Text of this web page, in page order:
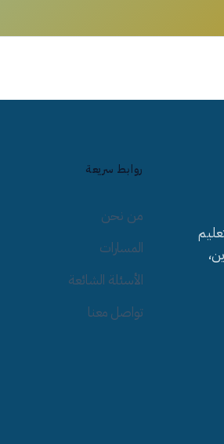
روابط سريعة
من نحن
المسارات
الأسئلة الشائعة
تواصل معنا